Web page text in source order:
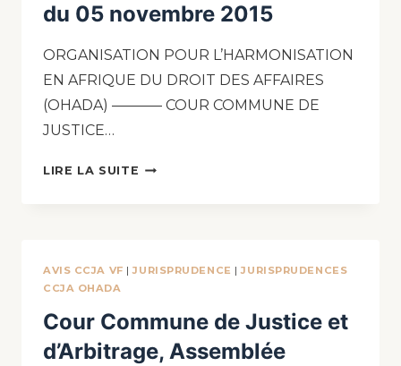
du 05 novembre 2015
ORGANISATION POUR L’HARMONISATION
EN AFRIQUE DU DROIT DES AFFAIRES
(OHADA) ———– COUR COMMUNE DE
JUSTICE…
LIRE LA SUITE
AVIS CCJA VF |JURISPRUDENCE |JURISPRUDENCES
CCJA OHADA
Cour Commune de Justice et
d’Arbitrage, Assemblée